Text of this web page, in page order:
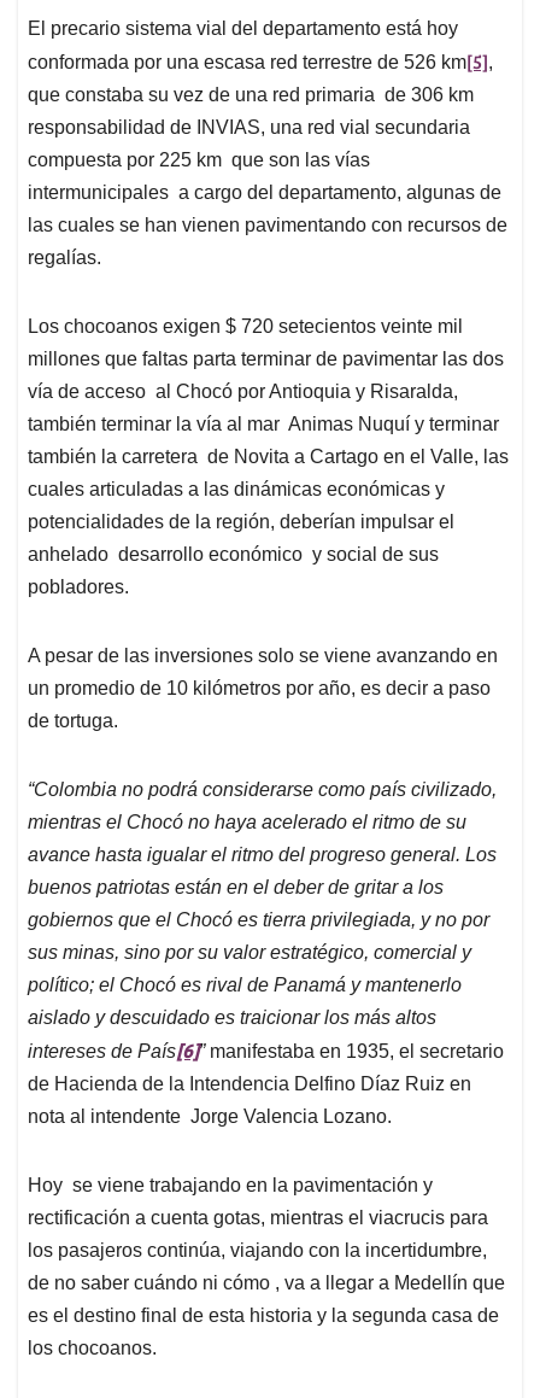
El precario sistema vial del departamento está hoy
conformada por una escasa red terrestre de 526 km[5],
que constaba su vez de una red primaria de 306 km
responsabilidad de INVIAS, una red vial secundaria
compuesta por 225 km que son las vías
intermunicipales a cargo del departamento, algunas de
las cuales se han vienen pavimentando con recursos de
regalías.
Los chocoanos exigen $ 720 setecientos veinte mil
millones que faltas parta terminar de pavimentar las dos
vía de acceso al Chocó por Antioquia y Risaralda,
también terminar la vía al mar Animas Nuquí y terminar
también la carretera de Novita a Cartago en el Valle, las
cuales articuladas a las dinámicas económicas y
potencialidades de la región, deberían impulsar el
anhelado desarrollo económico y social de sus
pobladores.
A pesar de las inversiones solo se viene avanzando en
un promedio de 10 kilómetros por año, es decir a paso
de tortuga.
“Colombia no podrá considerarse como país civilizado,
mientras el Chocó no haya acelerado el ritmo de su
avance hasta igualar el ritmo del progreso general. Los
buenos patriotas están en el deber de gritar a los
gobiernos que el Chocó es tierra privilegiada, y no por
sus minas, sino por su valor estratégico, comercial y
político; el Chocó es rival de Panamá y mantenerlo
aislado y descuidado es traicionar los más altos
intereses de País[6]” manifestaba en 1935, el secretario
de Hacienda de la Intendencia Delfino Díaz Ruiz en
nota al intendente Jorge Valencia Lozano.
Hoy se viene trabajando en la pavimentación y
rectificación a cuenta gotas, mientras el viacrucis para
los pasajeros continúa, viajando con la incertidumbre,
de no saber cuándo ni cómo , va a llegar a Medellín que
es el destino final de esta historia y la segunda casa de
los chocoanos.